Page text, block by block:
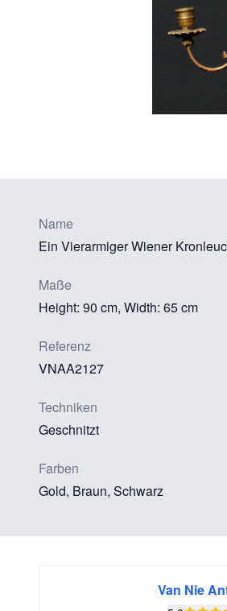
Name
Ein Vierarmiger Wiener
Maße
Height: 90 cm, Width: 65 cm
Referenz
VNAA2127
Techniken
Geschnitzt
Farben
Gold, Braun, Schwarz
Van Nie